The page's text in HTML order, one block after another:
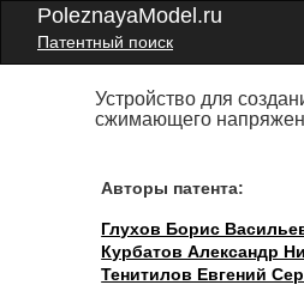
PoleznayaModel.ru
Патентный поиск
Устройство для
сжимающего
Авторы патента:
Глухов Борис
Курбатов Александр
Тенитилов Евгений